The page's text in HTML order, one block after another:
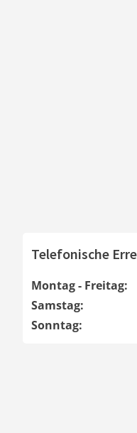
Telefonische
Montag - Freitag:
Samstag:
Sonntag: